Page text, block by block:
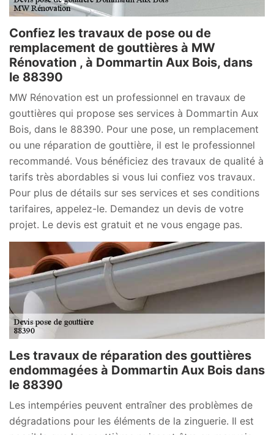
Confiez les travaux de pose ou de
remplacement de gouttières à MW
Rénovation , à Dommartin Aux Bois, dans
le 88390
MW Rénovation est un professionnel en travaux de
gouttières qui propose ses services à Dommartin Aux
Bois, dans le 88390. Pour une pose, un remplacement
ou une réparation de gouttière, il est le professionnel
recommandé. Vous bénéficiez des travaux de qualité à
tarifs très abordables si vous lui confiez vos travaux.
Pour plus de détails sur ses services et ses conditions
tarifaires, appelez-le. Demandez un devis de votre
projet. Le devis est gratuit et ne vous engage pas.
Les travaux de réparation des gouttières
endommagées à Dommartin Aux Bois dans
le 88390
Les intempéries peuvent entraîner des problèmes de
dégradations pour les éléments de la zinguerie. Il est